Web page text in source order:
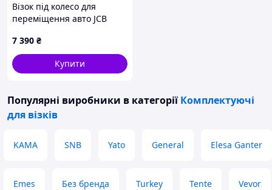
Візок під колесо для
переміщення авто JCB
7 390 ₴
Купити
Популярні виробники в категорії Комплектуючі
для візків
KAMA SNB Yato General Elesa Ganter
Emes Без бренда Turkey Tente Vevor